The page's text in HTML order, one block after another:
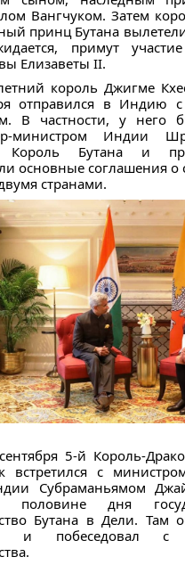
Вангчуком. Затем
принц Бутана
примут
Елизаветы II.
король Джигме
отправился в Индию
В частности, у него
министром Индии
Бутана и
основные соглашения о
странами.
5-й Король-
встретился с
Субраманьямом
половине дня
Бутана в Дели. Там
и побеседовал с